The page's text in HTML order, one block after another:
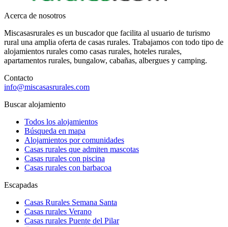
Acerca de nosotros
Miscasasrurales es un buscador que facilita al usuario de turismo
rural una amplia oferta de casas rurales. Trabajamos con todo tipo de
alojamientos rurales como casas rurales, hoteles rurales,
apartamentos rurales, bungalow, cabañas, albergues y camping.
Contacto
info@miscasasrurales.com
Buscar alojamiento
Todos los alojamientos
Búsqueda en mapa
Alojamientos por comunidades
Casas rurales que admiten mascotas
Casas rurales con piscina
Casas rurales con barbacoa
Escapadas
Casas Rurales Semana Santa
Casas rurales Verano
Casas rurales Puente del Pilar